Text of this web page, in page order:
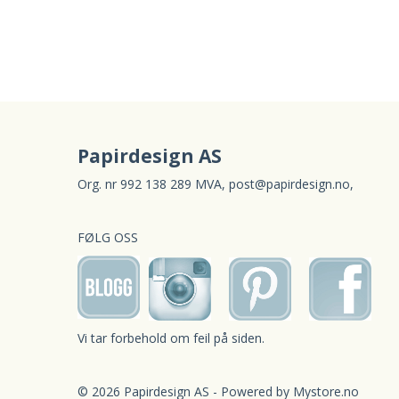
Papirdesign AS
Org. nr 992 138 289 MVA, post@papirdesign.no,
FØLG OSS
Vi tar forbehold om feil på siden.
© 2026 Papirdesign AS - Powered by Mystore.no